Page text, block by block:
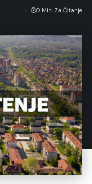
0 Min. Za Čitanje